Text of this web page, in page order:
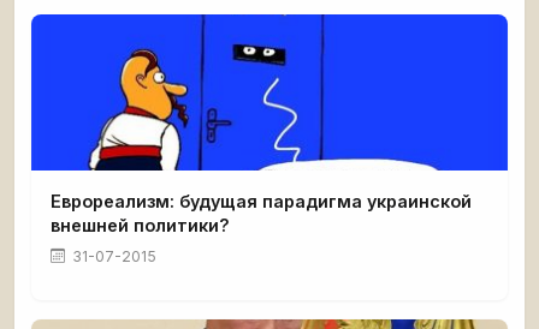
Еврореализм: будущая парадигма украинской
внешней политики?
31-07-2015